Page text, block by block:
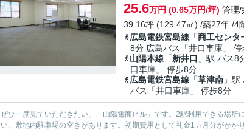
25.6万円 (0.65万円/坪) 管理/
39.16坪 (129.47㎡) /築27年 /4
広島電鉄宮島線 「商工センタ
8分 広島バス「井口車庫」
山陽本線 「新井口 」駅 バス8
口車庫」 停歩8分
広島電鉄宮島線 「草津南 」
バス「井口車庫」 停歩8分
ぜひ一度見ていただきたい、「山陽電商ビル」です。2駅利用できる場
い、敷地内駐車場の空きがあります。初期費用として礼金1ヵ月分がかかり